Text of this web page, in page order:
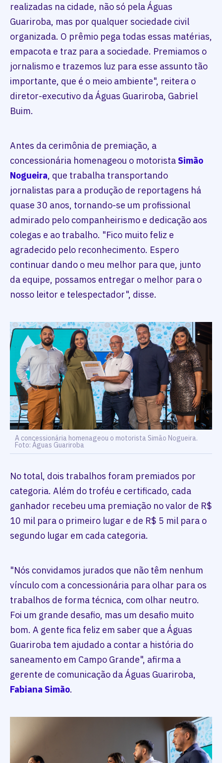
realizadas na cidade, não só pela Águas
Guariroba, mas por qualquer sociedade civil
organizada. O prêmio pega todas essas matérias,
empacota e traz para a sociedade. Premiamos o
jornalismo e trazemos luz para esse assunto tão
importante, que é o meio ambiente", reitera o
diretor-executivo da Águas Guariroba, Gabriel
Buim.
Antes da cerimônia de premiação, a
concessionária homenageou o motoristaSimão
Nogueira, que trabalha transportando
jornalistas para a produção de reportagens há
quase 30 anos, tornando-se um profissional
admirado pelo companheirismo e dedicação aos
colegas e ao trabalho. "Fico muito feliz e
agradecido pelo reconhecimento. Espero
continuar dando o meu melhor para que, junto
da equipe, possamos entregar o melhor para o
nosso leitor e telespectador", disse.
A concessionária homenageou o motorista Simão Nogueira.
Foto: Águas Guariroba
No total, dois trabalhos foram premiados por
categoria. Além do troféu e certificado, cada
ganhador recebeu uma premiação no valor de R$
10 mil para o primeiro lugar e de R$ 5 mil para o
segundo lugar em cada categoria.
"Nós convidamos jurados que não têm nenhum
vínculo com a concessionária para olhar para os
trabalhos de forma técnica, com olhar neutro.
Foi um grande desafio, mas um desafio muito
bom. A gente fica feliz em saber que a Águas
Guariroba tem ajudado a contar a história do
saneamento em Campo Grande", afirma a
gerente de comunicação da Águas Guariroba,
Fabiana Simão.